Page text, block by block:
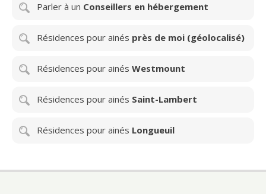
Parler à un Conseillers en hébergement
Résidences pour ainés près de moi (géolocalisé)
Résidences pour ainés Westmount
Résidences pour ainés Saint-Lambert
Résidences pour ainés Longueuil